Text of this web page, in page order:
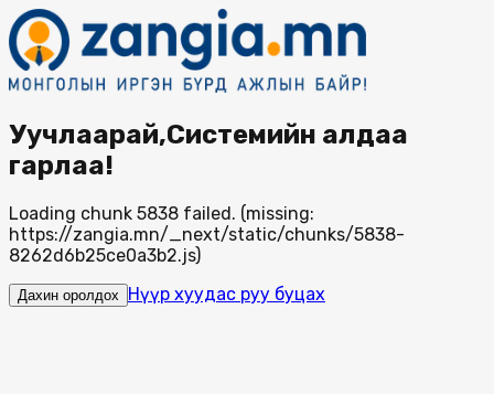
Уучлаарай,Системийн алдаа
гарлаа!
Loading chunk 5838 failed. (missing:
https://zangia.mn/_next/static/chunks/5838-
8262d6b25ce0a3b2.js)
Дахин оролдох Нүүр хуудас руу буцах